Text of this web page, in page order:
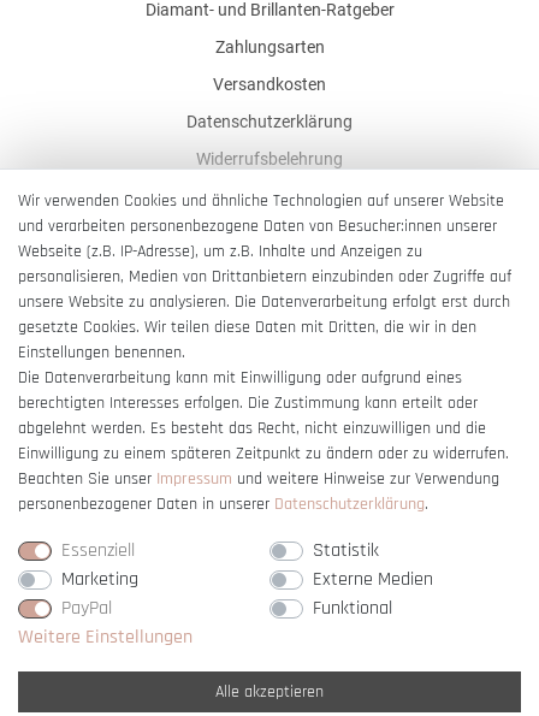
Diamant- und Brillanten-Ratgeber
Zahlungsarten
Versandkosten
Datenschutzerklärung
Widerrufsbelehrung
AGB
Impressum
Barrierefreiheitserklärung
Vertrag widerrufen
Wir verwenden Cookies und ähnliche Technologien auf unserer Website
und verarbeiten personenbezogene Daten von Besucher:innen unserer
Webseite (z.B. IP-Adresse), um z.B. Inhalte und Anzeigen zu
personalisieren, Medien von Drittanbietern einzubinden oder Zugriffe auf
unsere Website zu analysieren. Die Datenverarbeitung erfolgt erst durch
gesetzte Cookies. Wir teilen diese Daten mit Dritten, die wir in den
Einstellungen benennen.
Die Datenverarbeitung kann mit Einwilligung oder aufgrund eines
berechtigten Interesses erfolgen. Die Zustimmung kann erteilt oder
abgelehnt werden. Es besteht das Recht, nicht einzuwilligen und die
Einwilligung zu einem späteren Zeitpunkt zu ändern oder zu widerrufen.
Beachten Sie unser Impressum und weitere Hinweise zur Verwendung
personenbezogener Daten in unserer Daten­schutz­erklärung.
Essenziell
Statistik
Marketing
Externe Medien
PayPal
Funktional
Weitere Einstellungen
Alle akzeptieren